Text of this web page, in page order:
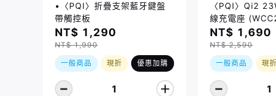
•〈PQI〉折疊支架藍牙鍵盤
帶觸控板
NT$ 1,290
NT$ 1,990
一般商品 現折 優惠加購
1
〈PQI〉Qi2
線充電座
NT$ 1,690
NT$ 2,590
一般商品 現折
1